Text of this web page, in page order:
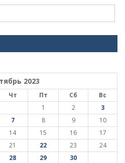
2023
Чт Пт Сб
Вс
1
2
3
7 8 9
10
14 15 16
17
21 22 23
24
28 29 30